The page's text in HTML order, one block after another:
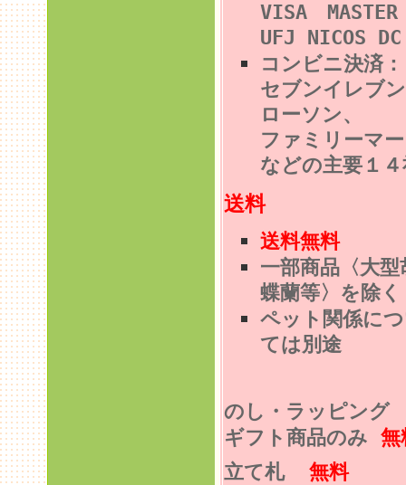
VISA
UFJ NICOS DC
コンビニ決済
セブンイレブ
ローソン、
ファミリーマ
などの主要１
送料
送料無料
一部商品〈大型
蝶蘭等〉を除く
ペット関係に
ては別途
のし・ラッピン
ギフト商品のみ 無
立て札
無料